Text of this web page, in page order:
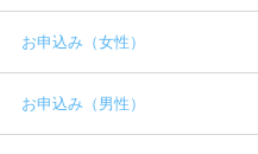
お申込み（女性）
お申込み（男性）